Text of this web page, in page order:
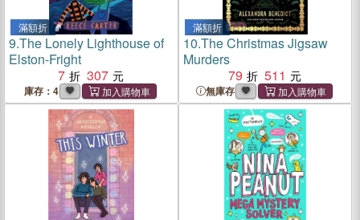
滿額折
9.The Lonely Lighthouse of
Elston-Fright
7
307
庫存：4
滿額折
10.The Christmas Jigsaw
Murders
79
511
無庫存